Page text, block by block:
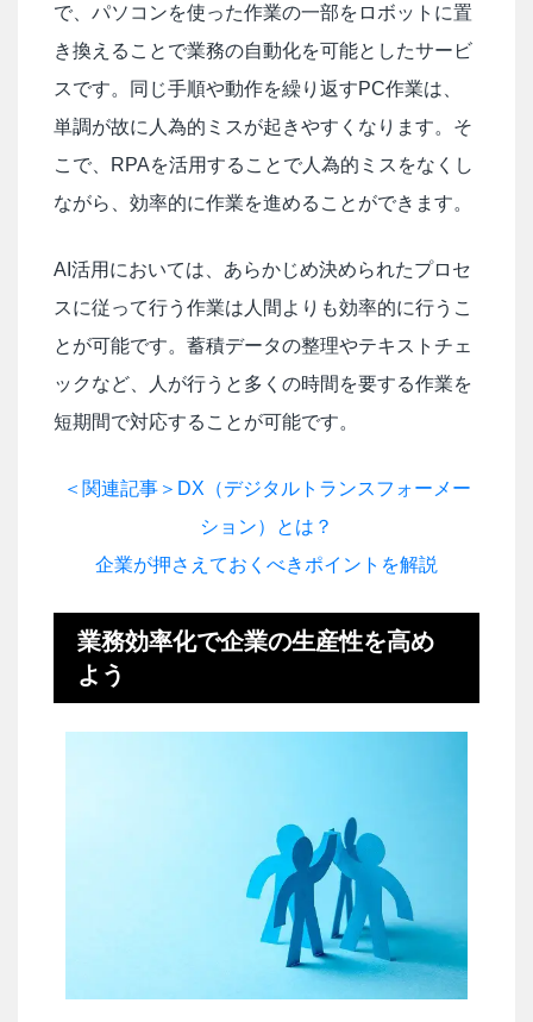
で、パソコンを使った作業の一部をロボットに置
き換えることで業務の自動化を可能としたサービ
スです。同じ手順や動作を繰り返すPC作業は、
単調が故に人為的ミスが起きやすくなります。そ
こで、RPAを活用することで人為的ミスをなくし
ながら、効率的に作業を進めることができます。
AI活用においては、あらかじめ決められたプロセ
スに従って行う作業は人間よりも効率的に行うこ
とが可能です。蓄積データの整理やテキストチェ
ックなど、人が行うと多くの時間を要する作業を
短期間で対応することが可能です。
＜関連記事＞DX（デジタルトランスフォーメー
ション）とは？
企業が押さえておくべきポイントを解説
業務効率化で企業の生産性を高め
よう